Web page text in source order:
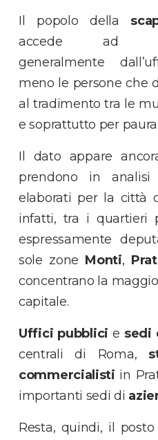
Il popolo della
accede
generalmente
meno le persone che
al tradimento tra le
e soprattutto per
Il dato appare
prendono in
elaborati per la città
infatti, tra i quartieri
espressamente
sole zone Monti,
concentrano la
capitale.
Uffici pubblici e sedi
centrali di Roma,
commercialisti in
importanti sedi di
Resta, quindi, il